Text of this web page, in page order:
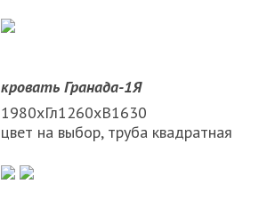
кровать Гранада-1Я
1980хГл1260хВ1630
цвет на выбор, труба квадратная